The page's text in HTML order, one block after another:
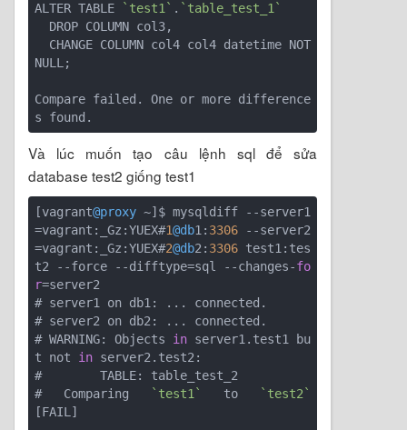
ALTER TABLE `test1` . `table_test_1`
NULL;
Compare failed. One or more difference
Và lúc muốn tạo câu lệnh sql để sửa
database test2 giống test1
[vagrant@proxy ~]$ mysqldiff --server1
=vagrant:_Gz:YUEX#1@db1: 3306 --server2
=vagrant:_Gz:YUEX#2@db2: 3306 test1:tes
t2 --force --difftype=sql --changes-fo
r=server2
# server1 on db1: ... connected.
# server2 on db2: ... connected.
# WARNING: Objects in server1.test1 bu
t not in server2.test2:
#        TABLE: table_test_2
# Comparing
`test1` to
`test2`
[FAIL]